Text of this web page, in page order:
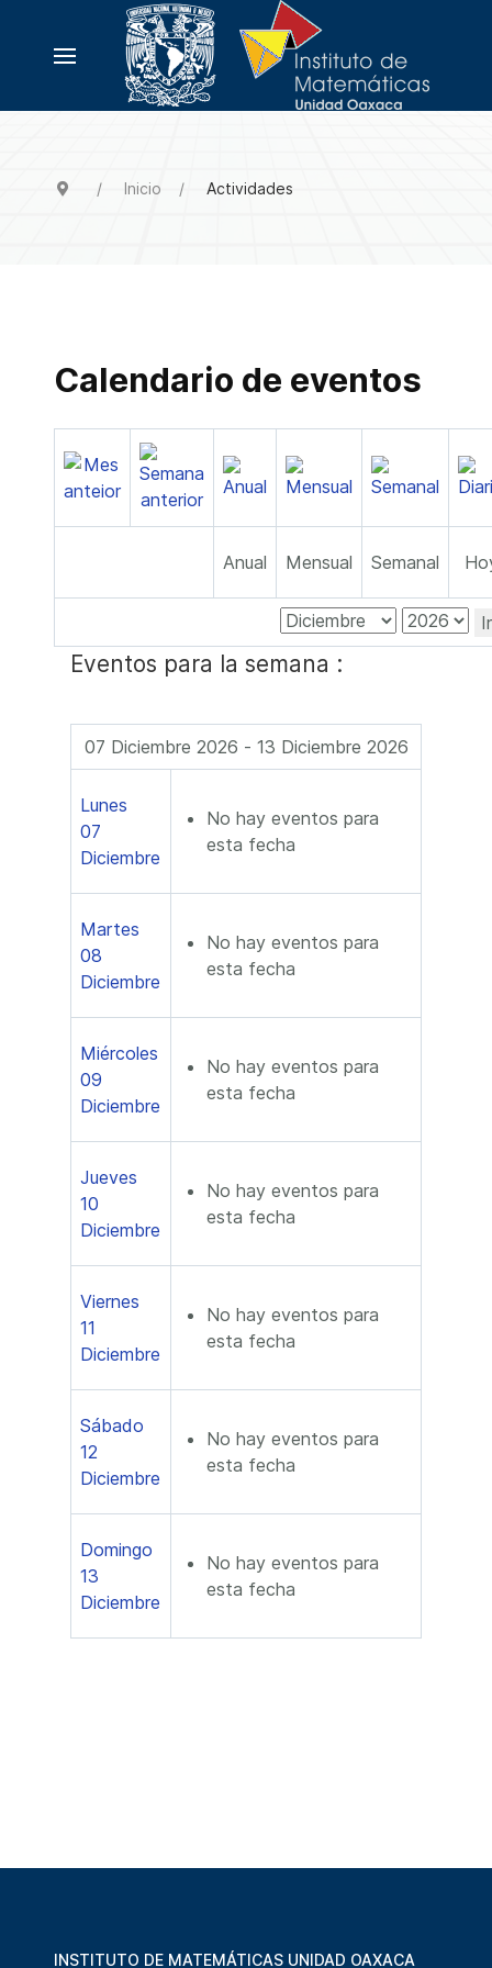
Inicio Actividades
Calendario de eventos
Anual Mensual Semanal
Eventos para la semana :
07 Diciembre 2026 - 13 Diciembre 2026
Lunes
07
Diciembre
No hay eventos para
esta fecha
Martes
08
Diciembre
No hay eventos para
esta fecha
Miércoles
09
Diciembre
No hay eventos para
esta fecha
Jueves
10
Diciembre
No hay eventos para
esta fecha
Viernes
11
Diciembre
No hay eventos para
esta fecha
Sábado
12
Diciembre
No hay eventos para
esta fecha
Domingo
13
Diciembre
No hay eventos para
esta fecha
INSTITUTO DE MATEMÁTICAS UNIDAD OAXACA